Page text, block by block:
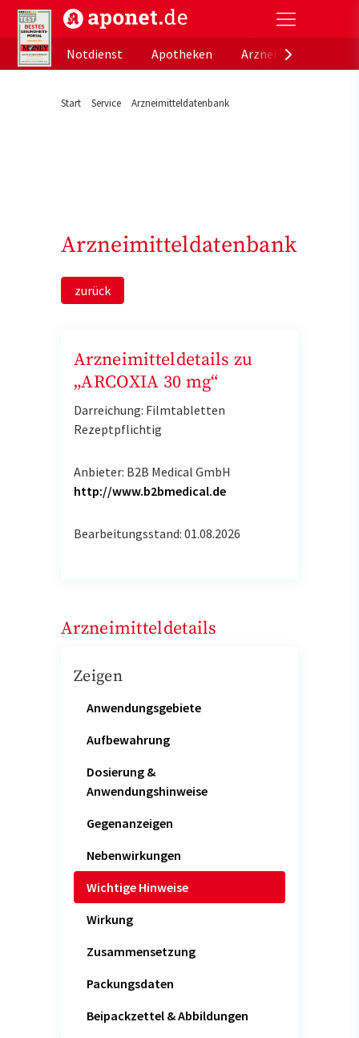
aponet.de - Das offizielle Gesundheitsportal der
Notdienst
Apotheken
Start Service Arzneimitteldatenbank
Arzneimitteldatenbank
zurück
Arzneimitteldetails zu
„ARCOXIA 30 mg“
Darreichung: Filmtabletten
Rezeptpflichtig
Anbieter: B2B Medical GmbH
http://www.b2bmedical.de
Bearbeitungsstand: 01.08.2026
Arzneimitteldetails
Zeigen
Anwendungsgebiete
Aufbewahrung
Dosierung &
Anwendungshinweise
Gegenanzeigen
Nebenwirkungen
Wichtige Hinweise
Wirkung
Zusammensetzung
Packungsdaten
Beipackzettel & Abbildungen